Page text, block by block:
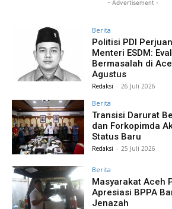
- Advertisement -
Berita
Politisi PDI
Menteri ESDM:
Bermasalah di
Agustus
Redaksi - 26 Juli 2026
Berita
Transisi Darurat
dan Forkopimda
Status Baru
Redaksi - 25 Juli 2026
Berita
Masyarakat Aceh
Apresiasi BPPA
Jenazah